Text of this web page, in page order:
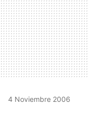
4 Noviembre 2006